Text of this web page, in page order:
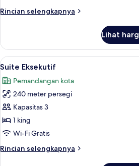
Rincian selengkapnya
Rincian
Suite
Grand,
teras
Lihat
Lihat
semua
foto
untuk
Suite
Eksekutif
Suite
6
Suite Eksekutif
Pemandangan kota
240 meter persegi
Kapasitas 3
1 king
Wi-Fi Gratis
Rincian selengkapnya
Rincian